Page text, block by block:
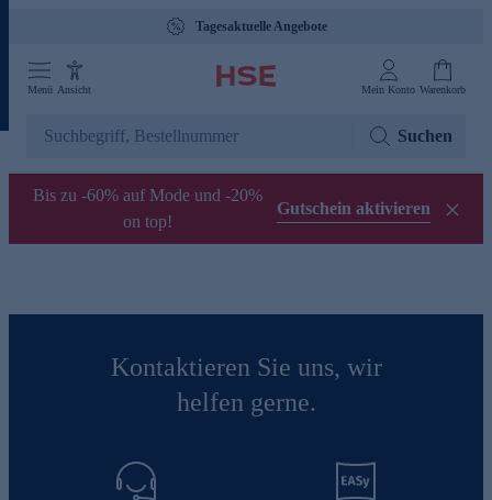
Tagesaktuelle Angebote
Menü Ansicht Mein Konto Warenkorb
Suchen
Bis zu -60% auf Mode und -20%
on top!
Gutschein aktivieren
Kontaktieren Sie uns, wir
helfen gerne.